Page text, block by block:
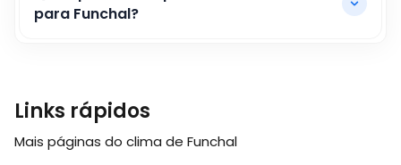
para Funchal?
Links rápidos
Mais páginas do clima de Funchal